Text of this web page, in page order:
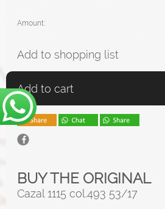
Amount:
Add to shopping list
Add to cart
BUY THE ORIGINAL
Cazal 1115 col.493 53/17